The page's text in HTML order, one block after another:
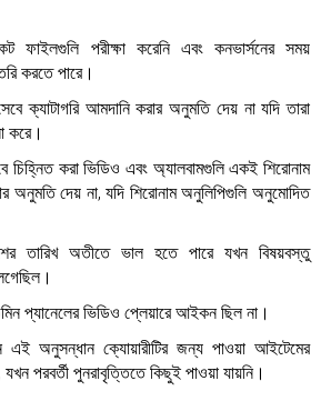
ফাইলগুলি পরীক্ষা করেনি এবং কনভার্সনের সময়
করতে পারে।
ক্যাটাগরি আমদানি করার অনুমতি দেয় না যদি তারা
করে।
চিহ্নিত করা ভিডিও এবং অ্যালবামগুলি একই শিরোনাম
অনুমতি দেয় না, যদি শিরোনাম অনুলিপিগুলি অনুমোদিত
তারিখ অতীতে ভাল হতে পারে যখন বিষয়বস্তু
প্যানেলের ভিডিও প্লেয়ারে আইকন ছিল না।
এই অনুসন্ধান ক্যোয়ারীটির জন্য পাওয়া আইটেমের
পরবর্তী পুনরাবৃত্তিতে কিছুই পাওয়া যায়নি।